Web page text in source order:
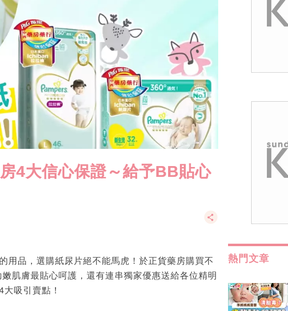
4大信心保證～給予BB貼心
用品，選購紙尿片絕不能馬虎！於正貨藥房購買不
肌膚最貼心呵護，還有連串獨家優惠送給各位精明
吸引賣點！
熱門文章